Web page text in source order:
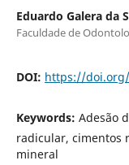
Eduardo Galera da
Faculdade de
DOI: https://doi.org/
Keywords: Adesão
radicular, cimentos
mineral